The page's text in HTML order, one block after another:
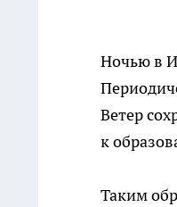
Ночью в
Ветер
к
Таким